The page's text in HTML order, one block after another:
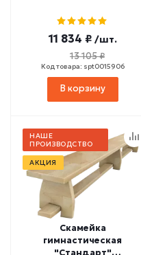
11 834 ₽ /шт.
13 105 ₽
Код товара: spt0015906
В корзину
НАШЕ
ПРОИЗВОДСТВО
АКЦИЯ
Скамейка
гимнастическая
"Стандарт"